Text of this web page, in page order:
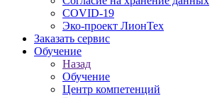
COVID-19
Эко-проект ЛионТех
Заказать сервис
Обучение
Назад
Обучение
Центр компетенций